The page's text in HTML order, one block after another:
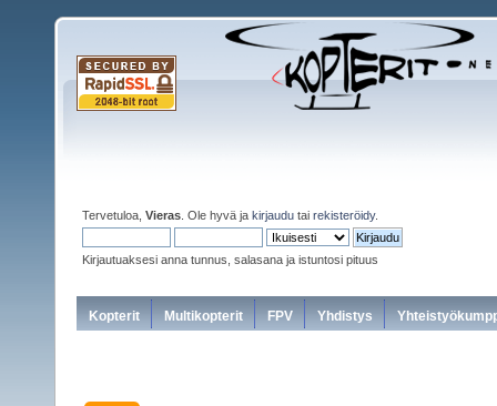
Tervetuloa, Vieras . Ole hyvä ja kirjaudu tai rekisteröidy.
Kirjautuaksesi anna tunnus, salasana ja istuntosi pituus
Kopterit Multikopterit FPV Yhdistys